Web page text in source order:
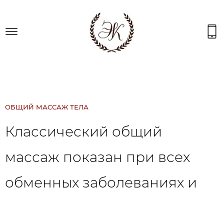
ОБЩИЙ МАССАЖ ТЕЛА
Классический общий
массаж показан при всех
обменных заболеваниях и